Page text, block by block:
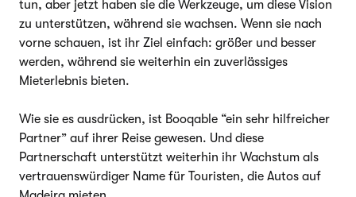
tun, aber jetzt haben sie die Werkzeuge, um diese Vision
zu unterstützen, während sie wachsen. Wenn sie nach
vorne schauen, ist ihr Ziel einfach: größer und besser
werden, während sie weiterhin ein zuverlässiges
Mieterlebnis bieten.
Wie sie es ausdrücken, ist Booqable “ein sehr hilfreicher
Partner” auf ihrer Reise gewesen. Und diese
Partnerschaft unterstützt weiterhin ihr Wachstum als
vertrauenswürdiger Name für Touristen, die Autos auf